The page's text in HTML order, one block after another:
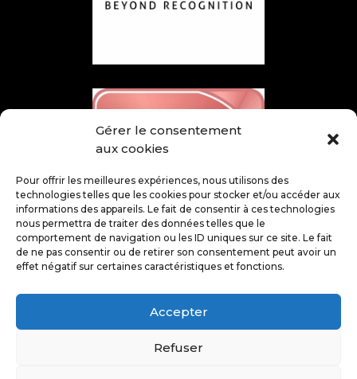
Gérer le consentement
aux cookies
Pour offrir les meilleures expériences, nous utilisons des
technologies telles que les cookies pour stocker et/ou accéder aux
informations des appareils. Le fait de consentir à ces technologies
nous permettra de traiter des données telles que le
comportement de navigation ou les ID uniques sur ce site. Le fait
de ne pas consentir ou de retirer son consentement peut avoir un
effet négatif sur certaines caractéristiques et fonctions.
Accepter
Refuser